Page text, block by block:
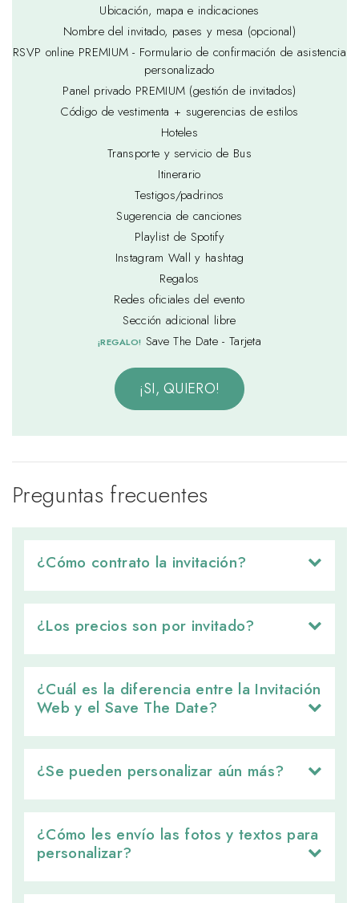
Ubicación, mapa e indicaciones
Nombre del invitado, pases y mesa (opcional)
RSVP online PREMIUM - Formulario de confirmación de asistencia
personalizado
Panel privado PREMIUM (gestión de invitados)
Código de vestimenta + sugerencias de estilos
Hoteles
Transporte y servicio de Bus
Itinerario
Testigos/padrinos
Sugerencia de canciones
Playlist de Spotify
Instagram Wall y hashtag
Regalos
Redes oficiales del evento
Sección adicional libre
¡REGALO! Save The Date - Tarjeta
¡SI, QUIERO!
Preguntas frecuentes
¿Cómo contrato la invitación?
¿Los precios son por invitado?
¿Cuál es la diferencia entre la Invitación
Web y el Save The Date?
¿Se pueden personalizar aún más?
¿Cómo les envío las fotos y textos para
personalizar?